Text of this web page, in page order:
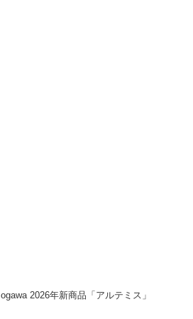
ogawa 2026年新商品「アルテミス」